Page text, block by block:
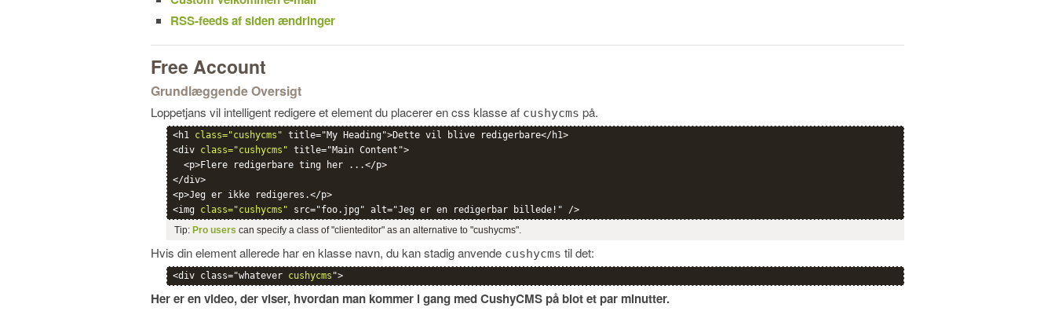
RSS-feeds af siden ændringer
Free Account
Grundlæggende Oversigt
Loppetjans vil intelligent redigere et element du placerer en css klasse af cushycms på.
<h1 class="cushycms" title="My Heading">Dette vil blive redigerbare</h1>
<div class="cushycms" title="Main Content">
  <p>Flere redigerbare ting her ...</p>
</div>
<p>Jeg er ikke redigeres.</p>
<img class="cushycms"
Tip: Pro users can specify a class of "clienteditor" as an alternative to "cushycms".
Hvis din element allerede har en klasse navn, du kan stadig anvende cushycms til det:
<div class="whatever cushycms ">
Her er en video, der viser, hvordan man kommer i gang med CushyCMS på blot et par minutter.